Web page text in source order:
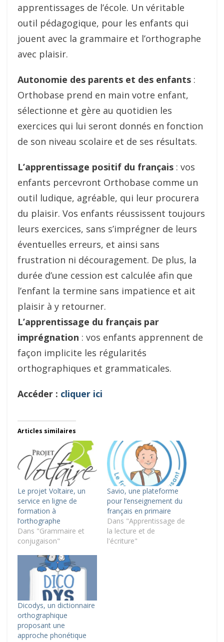
apprentissages de l’école. Un véritable
outil pédagogique, pour les enfants qui
jouent avec la grammaire et l’orthographe
avec plaisir.
Autonomie des parents et des enfants :
Orthobase prend en main votre enfant,
sélectionne et gère au quotidien les
exercices qui lui seront donnés en fonction
de son niveau scolaire et de ses résultats.
L’apprentissage positif du français : vos
enfants percevront Orthobase comme un
outil ludique, agréable, qui leur procurera
du plaisir. Vos enfants réussissent toujours
leurs exercices, sans s’imprégner de leurs
éventuelles erreurs, et ainsi sans
frustration ni découragement. De plus, la
durée d’une cession est calculée afin que
l’enfant la termine sans impatience et ait
plaisir à y retourner.
L’apprentissage du français par
imprégnation : vos enfants apprennent de
façon implicite les régularités
orthographiques et grammaticales.
Accéder : cliquer ici
Articles similaires
Le projet Voltaire, un
service en ligne de
formation à
l’orthographe
Dans "Grammaire et
conjugaison"
Savio, une plateforme
pour l’enseignement du
français en primaire
Dans "Apprentissage de
la lecture et de
l'écriture"
Dicodys, un dictionnaire
orthographique
proposant une
approche phonétique